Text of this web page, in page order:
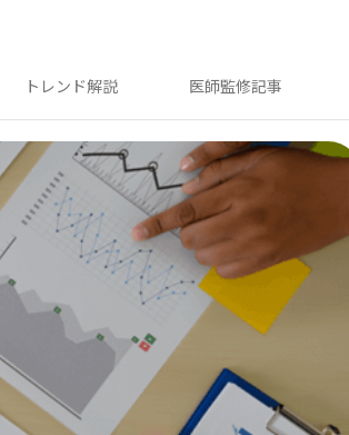
トレンド解説 医師監修記事